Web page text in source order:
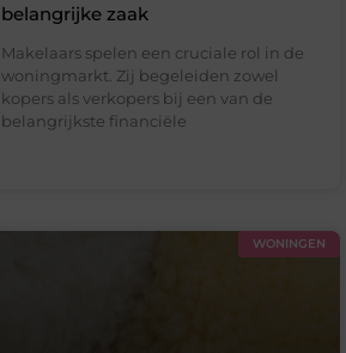
belangrijke zaak
Makelaars spelen een cruciale rol in de
woningmarkt. Zij begeleiden zowel
kopers als verkopers bij een van de
belangrijkste financiële
WONINGEN